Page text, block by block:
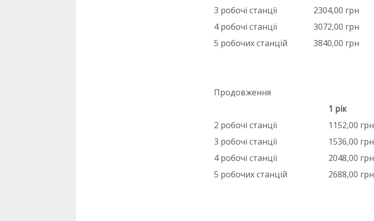
3 робочі станції
2304,00 грн
4 робочі станції
3072,00 грн
5 робочих станцій
3840,00 грн
Продовження
1 рік
2 робочі станції
1152,00 грн
3 робочі станції
1536,00 грн
4 робочі станції
2048,00 грн
5 робочих станцій
2688,00 грн